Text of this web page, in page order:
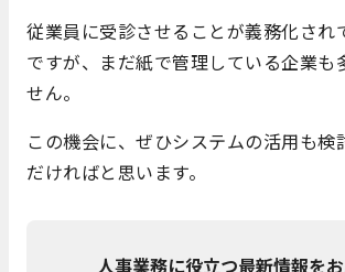
従業員に受診させることが義務化され
ですが、まだ紙で管理している企業も
せん。
この機会に、ぜひシステムの活用も検
だければと思います。
人事業務に役立つ最新情報をお